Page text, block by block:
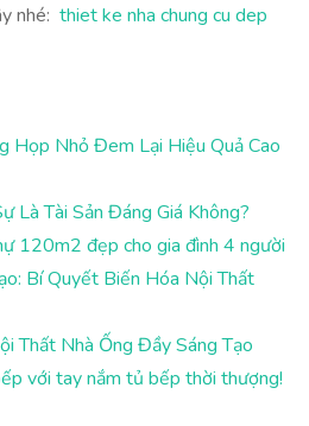
nhé: thiet ke nha chung cu dep
Họp Nhỏ Đem Lại Hiệu Quả Cao
Là Tài Sản Đáng Giá Không?
120m2 đẹp cho gia đình 4 người
Bí Quyết Biến Hóa Nội Thất
Thất Nhà Ống Đầy Sáng Tạo
với tay nắm tủ bếp thời thượng!